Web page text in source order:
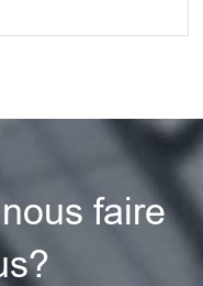
faire